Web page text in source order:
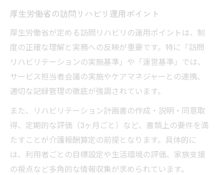
リハビリプログラム組み方の基本と工夫
利用者に合わせたプログラムの工夫例
ADL重視の訪問リハビリプログラム設計
短期集中リハビリの効果的な進め方
プログラム実施時のモニタリング方法
厚生労働省の訪問リハビリ運用ポイント
厚生労働省が定める訪問リハビリの運用ポイントは、制
度の正確な理解と実務への反映が重要です。特に「訪問
リハビリテーションの実施基準」や「運営基準」では、
サービス担当者会議の実施やケアマネジャーとの連携、
適切な記録管理の徹底が強調されています。
また、リハビリテーション計画書の作成・説明・同意取
得、定期的な評価（3ヶ月ごと）など、書類上の要件を満
たすことが介護報酬算定の前提となります。具体的に
は、利用者ごとの目標設定や生活環境の評価、家族支援
の視点など多角的な情報収集が求められています。